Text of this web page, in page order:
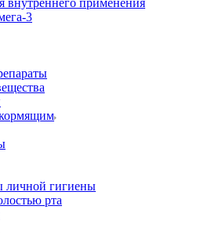
внутреннего применения
3
личной гигиены
рта